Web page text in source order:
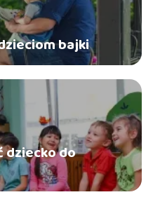
bajki
dziecko do